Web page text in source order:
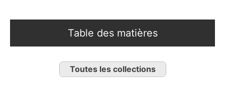
Table des matières
Toutes les collections